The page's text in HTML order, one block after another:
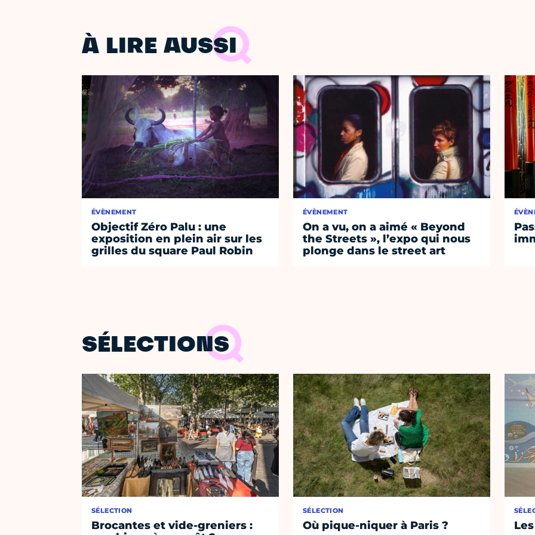
À LIRE AUSSI
ÉVÈNEMENT
Objectif Zéro Palu : une
exposition en plein air sur les
grilles du square Paul Robin
ÉVÈNEMENT
On a vu, on a aimé « Beyond
the Streets », l’expo qui nous
plonge dans le street art
SÉLECTIONS
SÉLECTION
Brocantes et vide-greniers :
SÉLECTION
Où pique-niquer à Paris ?